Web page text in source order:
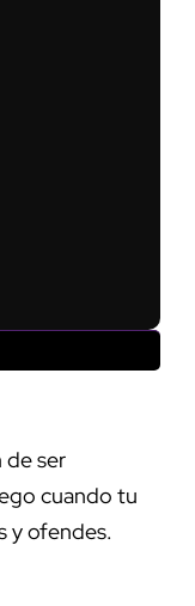
de ser
cuando tu
y ofendes.